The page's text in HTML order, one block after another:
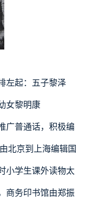
左起：五子黎泽
女黎明康
广普通话，积极编
北京到上海编辑国
小学生课外读物太
商务印书馆由郑振